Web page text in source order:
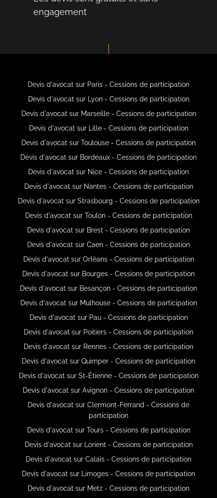
engagement
Devis d'avocat sur Paris - Cessions de participation
Devis d'avocat sur Lyon - Cessions de participation
Devis d'avocat sur Marseille - Cessions de participation
Devis d'avocat sur Lille - Cessions de participation
Devis d'avocat sur Toulouse - Cessions de participation
Devis d'avocat sur Bordeaux - Cessions de participation
Devis d'avocat sur Nice - Cessions de participation
Devis d'avocat sur Nantes - Cessions de participation
Devis d'avocat sur Strasbourg - Cessions de participation
Devis d'avocat sur Toulon - Cessions de participation
Devis d'avocat sur Brest - Cessions de participation
Devis d'avocat sur Caen - Cessions de participation
Devis d'avocat sur Orléans - Cessions de participation
Devis d'avocat sur Bourges - Cessions de participation
Devis d'avocat sur Besançon - Cessions de participation
Devis d'avocat sur Mulhouse - Cessions de participation
Devis d'avocat sur Pau - Cessions de participation
Devis d'avocat sur Poitiers - Cessions de participation
Devis d'avocat sur Rennes - Cessions de participation
Devis d'avocat sur Quimper - Cessions de participation
Devis d'avocat sur St-Étienne - Cessions de participation
Devis d'avocat sur Avignon - Cessions de participation
Devis d'avocat sur Clermont-Ferrand - Cessions de
participation
Devis d'avocat sur Tours - Cessions de participation
Devis d'avocat sur Lorient - Cessions de participation
Devis d'avocat sur Calais - Cessions de participation
Devis d'avocat sur Limoges - Cessions de participation
Devis d'avocat sur Metz - Cessions de participation